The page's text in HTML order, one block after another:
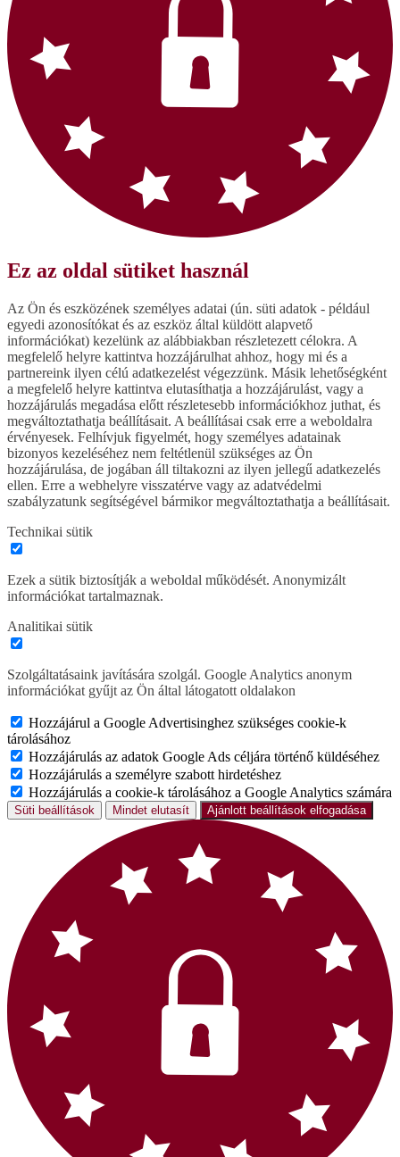
Ez az oldal sütiket használ
Az Ön és eszközének személyes adatai (ún. süti adatok - például
egyedi azonosítókat és az eszköz által küldött alapvető
információkat) kezelünk az alábbiakban részletezett célokra. A
megfelelő helyre kattintva hozzájárulhat ahhoz, hogy mi és a
partnereink ilyen célú adatkezelést végezzünk. Másik lehetőségként
a megfelelő helyre kattintva elutasíthatja a hozzájárulást, vagy a
hozzájárulás megadása előtt részletesebb információkhoz juthat, és
megváltoztathatja beállításait. A beállításai csak erre a weboldalra
érvényesek. Felhívjuk figyelmét, hogy személyes adatainak
bizonyos kezeléséhez nem feltétlenül szükséges az Ön
hozzájárulása, de jogában áll tiltakozni az ilyen jellegű adatkezelés
ellen. Erre a webhelyre visszatérve vagy az adatvédelmi
szabályzatunk segítségével bármikor megváltoztathatja a beállításait.
Technikai sütik
Ezek a sütik biztosítják a weboldal működését. Anonymizált
információkat tartalmaznak.
Analitikai sütik
Szolgáltatásaink javítására szolgál. Google Analytics anonym
információkat gyűjt az Ön által látogatott oldalakon
Hozzájárul a Google Advertisinghez szükséges cookie-k
tárolásához
Hozzájárulás az adatok Google Ads céljára történő küldéséhez
Hozzájárulás a személyre szabott hirdetéshez
Hozzájárulás a cookie-k tárolásához a Google Analytics számára
Süti beállítások Mindet elutasít Ajánlott beállítások elfogadása